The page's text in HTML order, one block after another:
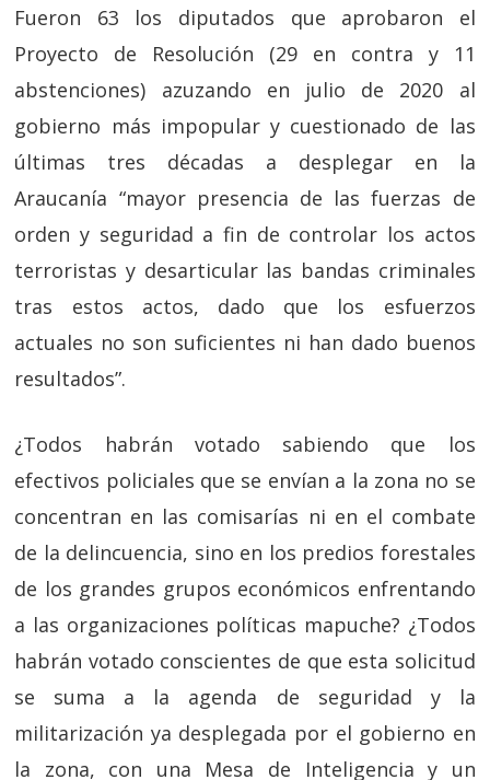
Fueron 63 los diputados que aprobaron el
Proyecto de Resolución (29 en contra y 11
abstenciones) azuzando en julio de 2020 al
gobierno más impopular y cuestionado de las
últimas tres décadas a desplegar en la
Araucanía “mayor presencia de las fuerzas de
orden y seguridad a fin de controlar los actos
terroristas y desarticular las bandas criminales
tras estos actos, dado que los esfuerzos
actuales no son suficientes ni han dado buenos
resultados”.
¿Todos habrán votado sabiendo que los
efectivos policiales que se envían a la zona no se
concentran en las comisarías ni en el combate
de la delincuencia, sino en los predios forestales
de los grandes grupos económicos enfrentando
a las organizaciones políticas mapuche? ¿Todos
habrán votado conscientes de que esta solicitud
se suma a la agenda de seguridad y la
militarización ya desplegada por el gobierno en
la zona, con una Mesa de Inteligencia y un